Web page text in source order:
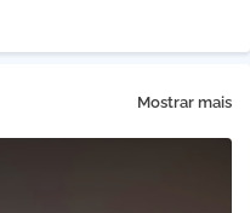
Mostrar mais